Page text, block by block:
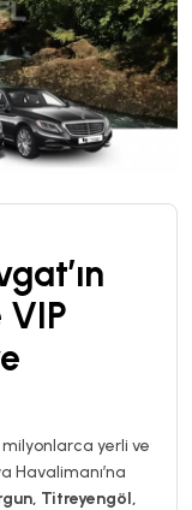
yerli ve
Havalimanı’na
Titreyengöl,